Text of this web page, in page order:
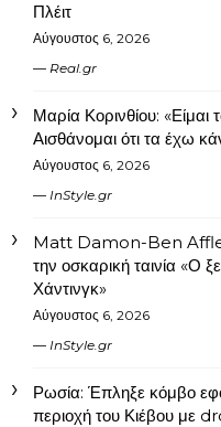
Πλέιτ
Αύγουστος 6, 2026
Real.gr
Μαρία Κορινθίου:
Αισθάνομαι ότι τα έχω
Αύγουστος 6, 2026
InStyle.gr
Matt Damon-Ben
την οσκαρική ταινία «Ο
Χάντινγκ»
Αύγουστος 6, 2026
InStyle.gr
Ρωσία: Έπληξε κόμβο
περιοχή του Κιέβου με